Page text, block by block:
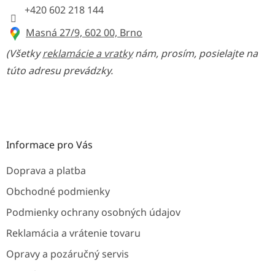
+420 602 218 144
Masná 27/9, 602 00, Brno
(Všetkyreklamácie a vratkynám, prosím, posielajte na
túto adresu prevádzky.
Informace pro Vás
Doprava a platba
Obchodné podmienky
Podmienky ochrany osobných údajov
Reklamácia a vrátenie tovaru
Opravy a pozáručný servis